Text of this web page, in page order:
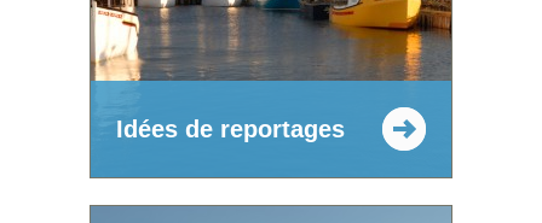
Idées de reportages